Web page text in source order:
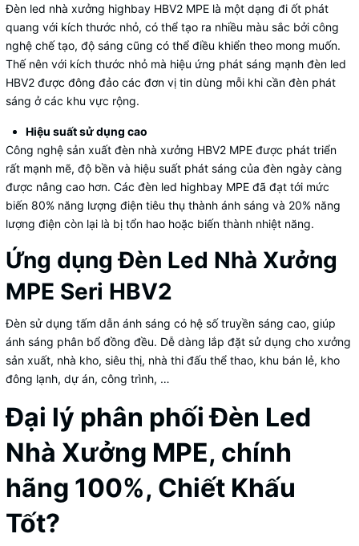
Đèn led nhà xưởng highbay HBV2 MPE là một dạng đi ốt phát
quang với kích thước nhỏ, có thể tạo ra nhiều màu sắc bởi công
nghệ chế tạo, độ sáng cũng có thể điều khiển theo mong muốn.
Thế nên với kích thước nhỏ mà hiệu ứng phát sáng mạnh đèn led
HBV2 được đông đảo các đơn vị tin dùng mỗi khi cần đèn phát
sáng ở các khu vực rộng.
Hiệu suất sử dụng cao
Công nghệ sản xuất đèn nhà xưởng HBV2 MPE được phát triển
rất mạnh mẽ, độ bền và hiệu suất phát sáng của đèn ngày càng
được nâng cao hơn. Các đèn led highbay MPE đã đạt tới mức
biến 80% năng lượng điện tiêu thụ thành ánh sáng và 20% năng
lượng điện còn lại là bị tổn hao hoặc biến thành nhiệt năng.
Ứng dụng Đèn Led Nhà Xưởng
MPE Seri HBV2
Đèn sử dụng tấm dẫn ánh sáng có hệ số truyền sáng cao, giúp
ánh sáng phân bổ đồng đều. Dễ dàng lắp đặt sử dụng cho xưởng
sản xuất, nhà kho, siêu thị, nhà thi đấu thể thao, khu bán lẻ, kho
đông lạnh, dự án, công trình, …
Đại lý phân phối Đèn Led
Nhà Xưởng MPE, chính
hãng 100%, Chiết Khấu
Tốt?